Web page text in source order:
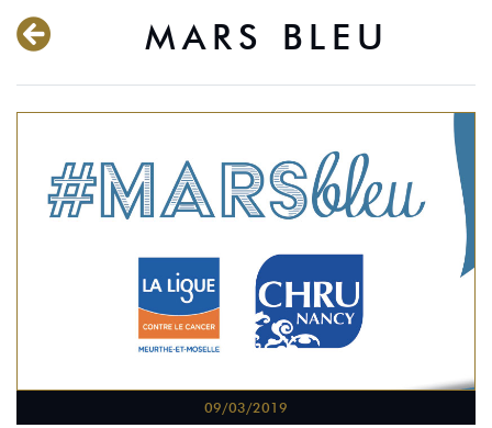
MARS BLEU
09/03/2019